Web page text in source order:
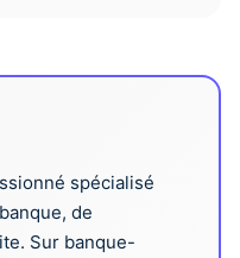
spécialisé
de
Sur banque-